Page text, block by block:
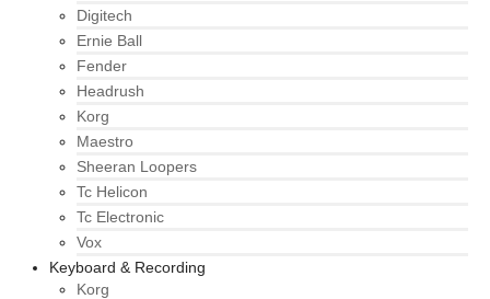
Digitech
Ernie Ball
Fender
Headrush
Korg
Maestro
Sheeran Loopers
Tc Helicon
Tc Electronic
Vox
Keyboard & Recording
Korg